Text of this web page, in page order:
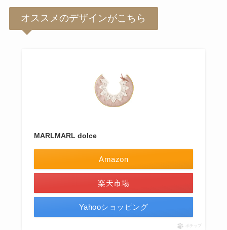
オススメのデザインがこちら
MARLMARL dolce
Amazon
楽天市場
Yahooショッピング
ポチップ